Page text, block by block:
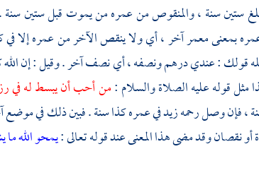
ستين سنة ، والمنقوص من عمره من يموت قبل ستين
بمعنى معمر آخر ، أي ولا ينقص الآخر من عمره إلا في
قولك : عندي درهم ونصفه ، أي نصف آخر . وقيل : إن الله
قوله عليه الصلاة والسلام :من أحب أن يبسط له في
، فإن وصل رحمه زيد في عمره كذا سنة . فبين ذلك في
أو نقصان وقد مضى هذا المعنى عند قوله تعالى :يمحو الله ما